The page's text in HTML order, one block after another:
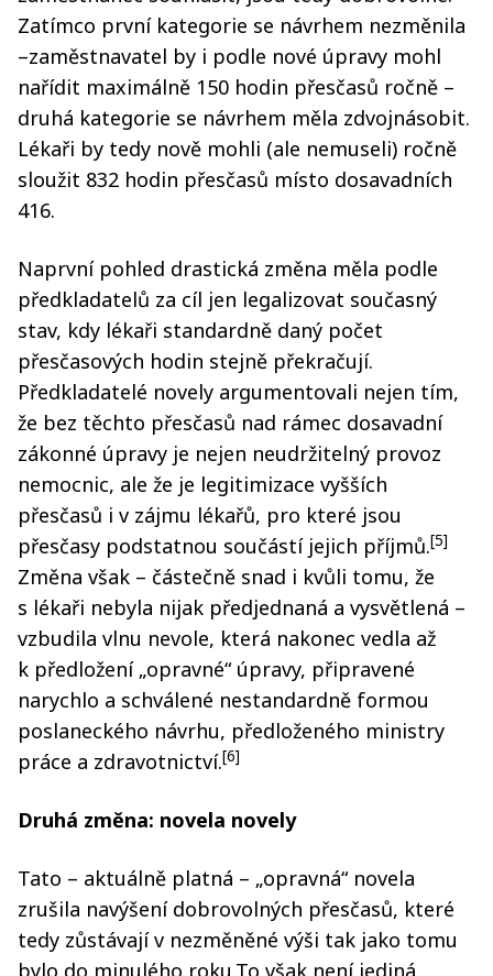
Zatímco první kategorie se návrhem nezměnila
–zaměstnavatel by i podle nové úpravy mohl
nařídit maximálně 150 hodin přesčasů ročně –
druhá kategorie se návrhem měla zdvojnásobit.
Lékaři by tedy nově mohli (ale nemuseli) ročně
sloužit 832 hodin přesčasů místo dosavadních
416.
Naprvní pohled drastická změna měla podle
předkladatelů za cíl jen legalizovat současný
stav, kdy lékaři standardně daný počet
přesčasových hodin stejně překračují.
Předkladatelé novely argumentovali nejen tím,
že bez těchto přesčasů nad rámec dosavadní
zákonné úpravy je nejen neudržitelný provoz
nemocnic, ale že je legitimizace vyšších
přesčasů i v zájmu lékařů, pro které jsou
přesčasy podstatnou součástí jejich příjmů.[5]
Změna však – částečně snad i kvůli tomu, že
s lékaři nebyla nijak předjednaná a vysvětlená –
vzbudila vlnu nevole, která nakonec vedla až
k předložení „opravné“ úpravy, připravené
narychlo a schválené nestandardně formou
poslaneckého návrhu, předloženého ministry
práce a zdravotnictví.[6]
Druhá změna: novela novely
Tato – aktuálně platná – „opravná“ novela
zrušila navýšení dobrovolných přesčasů, které
tedy zůstávají v nezměněné výši tak jako tomu
bylo do minulého roku.To však není jediná